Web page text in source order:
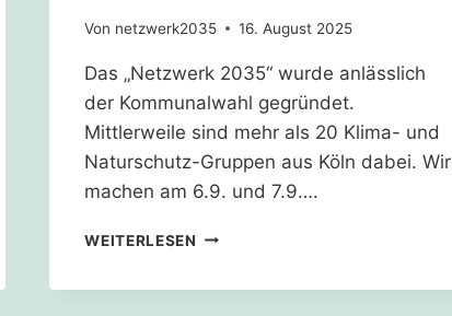
Von netzwerk2035 16. August 2025
Das „Netzwerk 2035“ wurde anlässlich
der Kommunalwahl gegründet.
Mittlerweile sind mehr als 20 Klima- und
Naturschutz-Gruppen aus Köln dabei. Wir
machen am 6.9. und 7.9….
WEITERLESEN WIR